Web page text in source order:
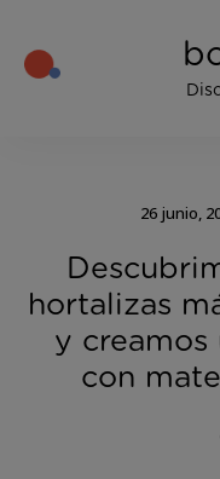
26 junio,
hortalizas
y creamos
con